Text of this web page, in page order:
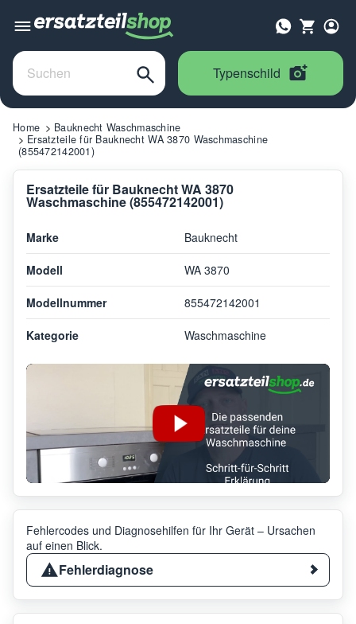
Typenschild
Home
Bauknecht Waschmaschine
Ersatzteile für Bauknecht WA 3870 Waschmaschine
(855472142001)
Ersatzteile für Bauknecht WA 3870
Waschmaschine (855472142001)
Marke Bauknecht
Modell WA 3870
Modellnummer 855472142001
Kategorie Waschmaschine
Fehlercodes und Diagnosehilfen für Ihr Gerät – Ursachen
auf einen Blick.
Fehlerdiagnose